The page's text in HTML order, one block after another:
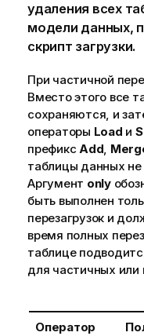
удаления всех
модели данных,
скрипт загрузки.
При частичной
Вместо этого все
сохраняются, и
операторы Load и
префикс Add,
таблицы данных
Аргумент only
быть выполнен
перезагрузок и
время полных
таблице
для частичных или
Оператор